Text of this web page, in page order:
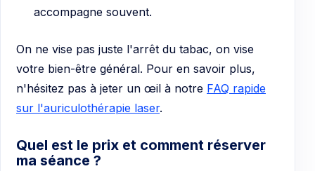
accompagne souvent.
On ne vise pas juste l'arrêt du tabac, on vise
votre bien-être général. Pour en savoir plus,
n'hésitez pas à jeter un œil à notre FAQ rapide
sur l'auriculothérapie laser.
Quel est le prix et comment réserver
ma séance ?